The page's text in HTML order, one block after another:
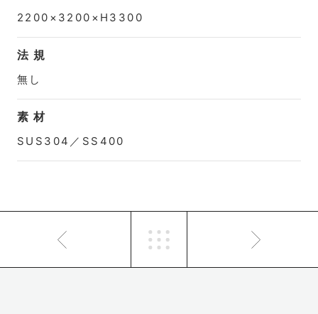
2200×3200×H3300
法 規
無し
素 材
SUS304／SS400